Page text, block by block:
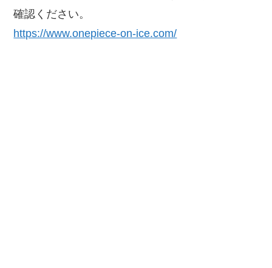
確認ください。
https://www.onepiece-on-ice.com/